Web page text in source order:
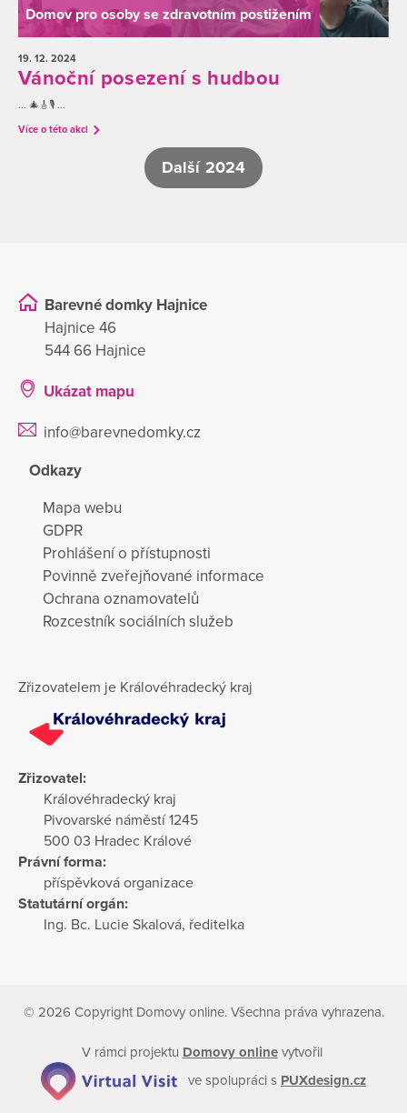
Domov pro osoby se zdravotním postižením
19. 12. 2024
Vánoční posezení s hudbou
... 🎄🎸🎙️ ...
Více o této akci
Další 2024
Barevné domky Hajnice
Hajnice 46
544 66 Hajnice
Ukázat mapu
info@barevnedomky.cz
Odkazy
Mapa webu
GDPR
Prohlášení o přístupnosti
Povinně zveřejňované informace
Ochrana oznamovatelů
Rozcestník sociálních služeb
Zřizovatelem je Královéhradecký kraj
Zřizovatel:
Královéhradecký kraj
Pivovarské náměstí 1245
500 03 Hradec Králové
Právní forma:
příspěvková organizace
Statutární orgán:
Ing. Bc. Lucie Skalová, ředitelka
© 2026 Copyright Domovy online. Všechna práva vyhrazena.
V rámci projektu Domovy onlinevytvořil
ve spolupráci s PUXdesign.cz